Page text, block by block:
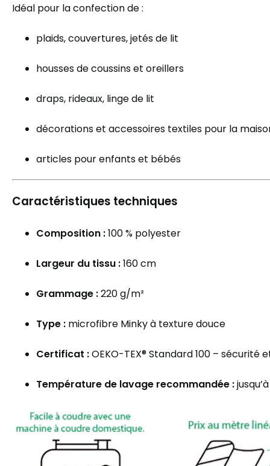
Idéal pour la confection de :
plaids, couvertures, jetés de lit
housses de coussins et oreillers
draps, rideaux, linge de lit
décorations et accessoires textiles pour la
articles pour enfants et bébés
Caractéristiques techniques
Composition :100 % polyester
Largeur du tissu :160 cm
Grammage :220 g/m²
Type : microfibre Minky à texture douce
Certificat :OEKO-TEX® Standard 100 –
Température de lavage recommandée :